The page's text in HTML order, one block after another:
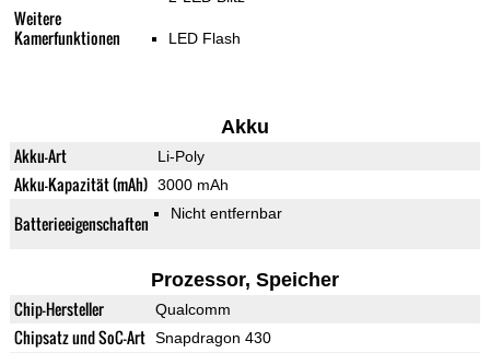
Weitere
Kamerfunktionen
LED Flash
Akku
Akku-Art Li-Poly
Akku-Kapazität (mAh) 3000 mAh
Batterieeigenschaften Nicht entfernbar
Prozessor, Speicher
Chip-Hersteller Qualcomm
Chipsatz und SoC-Art Snapdragon 430